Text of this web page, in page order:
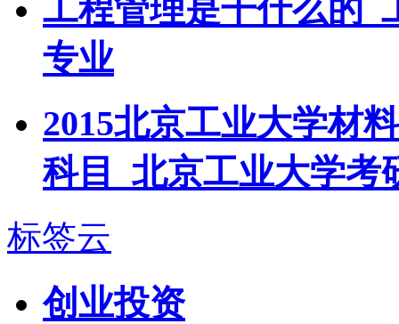
工程管理是干什么的_
专业
2015北京工业大学材
科目_北京工业大学考
标签云
创业投资